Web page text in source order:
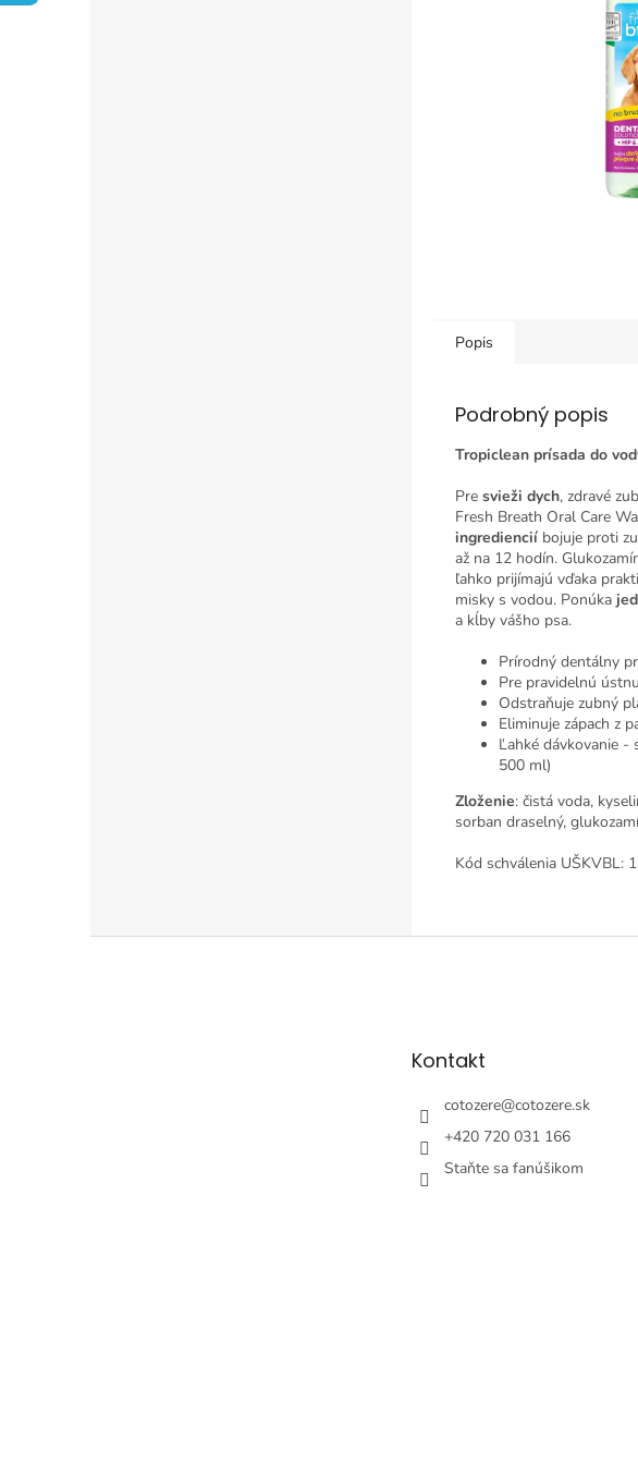
Popis
Podrobný popis
Tropiclean prísada do
Pre svieži dych, zdravé
Fresh Breath Oral Care
ingrediencií bojuje proti
až na 12 hodín.
ľahko prijímajú vďaka
misky s vodou. Ponúka
a kĺby vášho psa.
Prírodný dentálny
Pre pravidelnú
Odstraňuje zubný
Eliminuje zápach z
Ľahké dávkovanie -
500 ml)
Zloženie: čistá voda,
sorban draselný,
Kód schválenia UŠKVBL:
Kontakt
cotozere@cotozere.sk
+420 720 031 166
Staňte sa fanúšikom